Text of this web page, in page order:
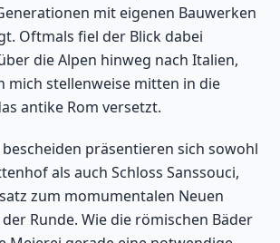
mit eigenen Bauwerken
Oftmals fiel der Blick dabei
die Alpen hinweg nach Italien,
mich stellenweise mitten in die
antike Rom versetzt.
präsentieren sich sowohl
als auch Schloss Sanssouci,
zum momumentalen Neuen
der Runde. Wie die römischen Bäder